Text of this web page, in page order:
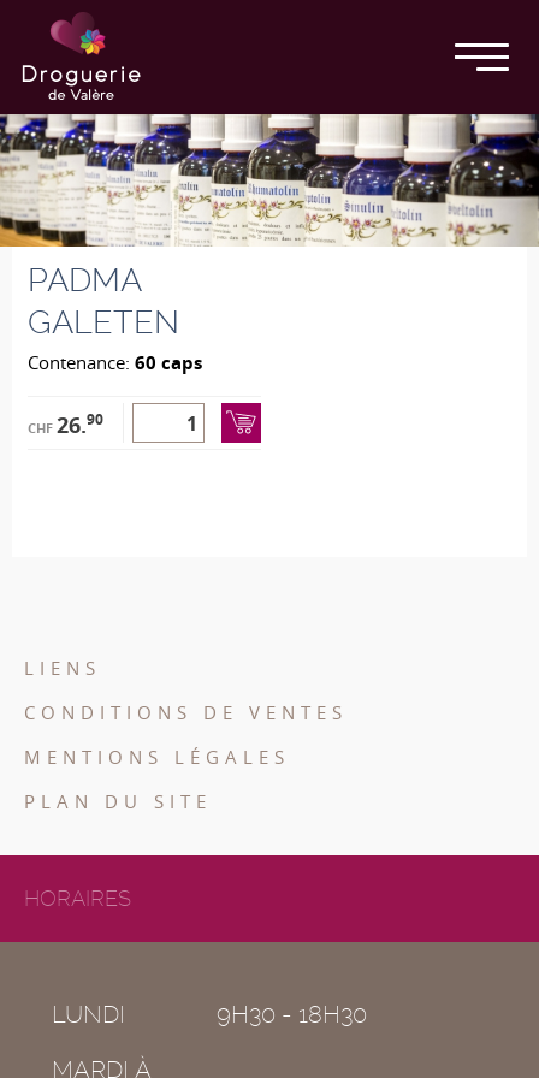
PADMA
GALETEN
Contenance: 60 caps
CHF 26.90
LIENS
CONDITIONS DE VENTES
MENTIONS LÉGALES
PLAN DU SITE
HORAIRES
LUNDI
9H30 - 18H30
MARDI À